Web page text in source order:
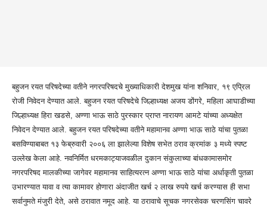
बहुजन रयत परिषदेच्या वतीने नगरपरिषदचे मुख्याधिकारी देशमुख यांनाशनिवार, १९ एप्रिल
रोजी निवेदन देण्यात आले. बहुजन रयत परिषदेचे जिल्हाध्यक्ष अजय डोंगरे, महिला आघाडीच्या
जिल्हाध्यक्ष हिरा खडसे, अण्णा भाऊ साठे पुरस्कार प्राप्त नारायण आमटे यांच्या अध्यक्षेत
निवेदन देण्यात आले. बहुजन रयत परिषदेच्या वतीने महामानव अण्णा भाऊ साठे यांचा पुतळा
बसविण्याबाबत १३ फेब्रुवारी २००६ ला झालेल्या विशेष सभेत ठराव क्रमांक ३ मध्ये स्पष्ट
उल्लेख केला आहे. नवनिर्मित धरमकाट्याजवळील दुकान संकुलाच्या बांधकामासमोर
नगरपरिषद मालकीच्या जागेवर महामानव साहित्यरत्न अण्णा भाऊ साठे यांचा अर्धाकृती पुतळा
उभारण्यात यावा व त्या कामावर होणारा अंदाजीत खर्च २ लाख रुपये खर्च करण्यास ही सभा
सर्वानुमते मंजुरी देते, असे ठरावात नमूद आहे. या ठरावाचे सूचक नगरसेवक चरणसिंग चावरे